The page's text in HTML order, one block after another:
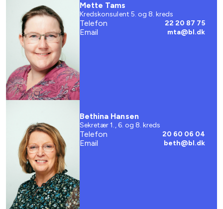
Mette Tams
Kredskonsulent 5. og 8. kreds
Telefon 22 20 87 75
Email mta@bl.dk
Bethina Hansen
Sekretær 1., 6. og 8. kreds
Telefon 20 60 06 04
Email beth@bl.dk